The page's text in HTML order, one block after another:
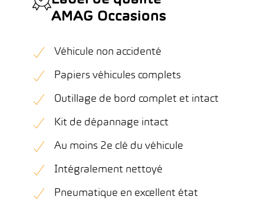
AMAG Occasions
Véhicule non accidenté
Papiers véhicules complets
Outillage de bord complet et intact
Kit de dépannage intact
Au moins 2e clé du véhicule
Intégralement nettoyé
Pneumatique en excellent état